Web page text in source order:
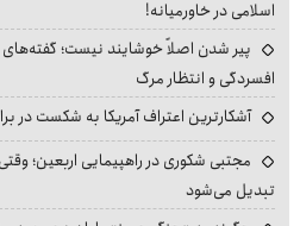
اسلامی در خاورمیانه!
پیر شدن اصلاً خوشایند نیست؛
افسردگی و انتظار مرگ
آشکارترین اعتراف آمریکا به شکست در
مجتبی شکوری در راهپیمایی اربعین؛
تبدیل می‌شود